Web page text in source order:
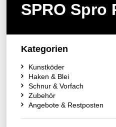
SPRO Spro
Kategorien
Kunstköder
Haken & Blei
Schnur & Vorfach
Zubehör
Angebote & Restposten